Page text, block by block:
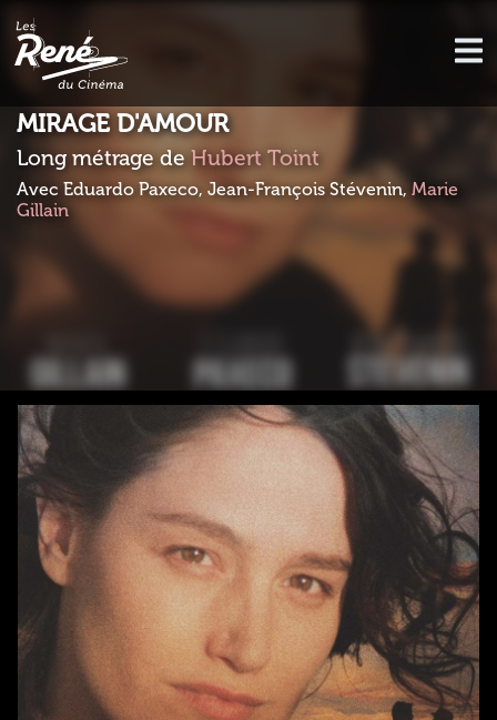
MIRAGE D'AMOUR
Long métrage deHubert Toint
Avec Eduardo Paxeco, Jean-François Stévenin, Marie
Gillain